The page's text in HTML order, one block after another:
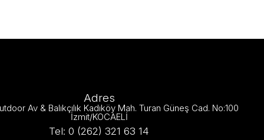
Adres
Av & Balıkçılık Kadıköy Mah. Turan Güneş Cad. No:100
İzmit/KOCAELİ
Tel: 0 (262) 321 63 14